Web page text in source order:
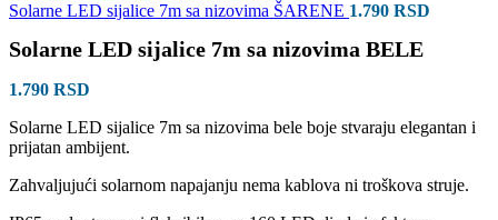
Solarne LED sijalice 7m sa nizovima ŠARENE 1.790 RSD
Solarne LED sijalice 7m sa nizovima BELE
1.790 RSD
Solarne LED sijalice 7m sa nizovima bele boje stvaraju elegantan i
prijatan ambijent.
Zahvaljujući solarnom napajanju nema kablova ni troškova struje.